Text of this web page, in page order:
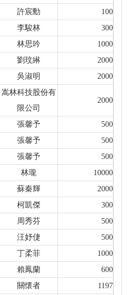
許宸勳
100
李駿林
300
林思吟
1000
劉玟綝
2000
吳淑明 2000
嵩林科技股份有
限公司
2000
張馨予
500
張馨予
500
張馨予
500
林瓏
10000
蘇秦輝
2000
柯凱傑
300
周秀芬
500
汪妤倢
500
丁柔菲
1000
賴鳳蘭
600
關懷者
1197